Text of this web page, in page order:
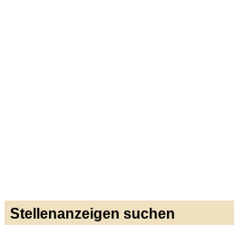
Stellenanzeigen suchen